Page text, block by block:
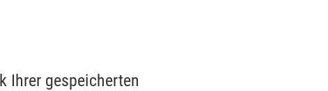
Ihrer gespeicherten